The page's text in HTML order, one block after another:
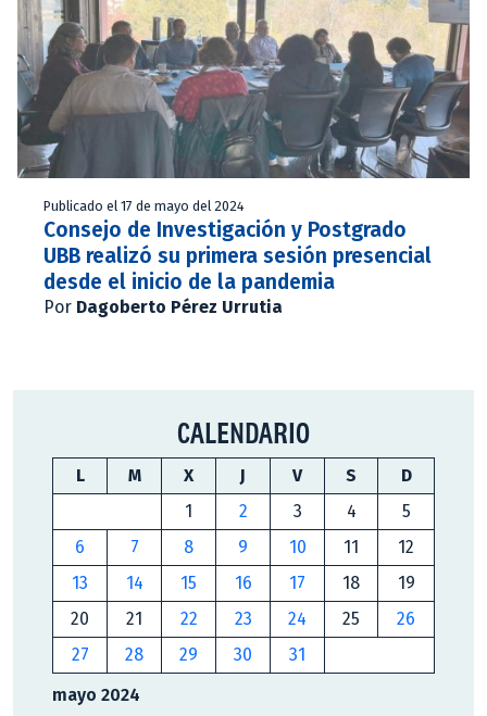
Publicado el 17 de mayo del 2024
Consejo de Investigación y Postgrado
UBB realizó su primera sesión presencial
desde el inicio de la pandemia
Por Dagoberto Pérez Urrutia
CALENDARIO
mayo 2024
L M X J V S
D
1
2 3 4
5
6
7 8 9 10 11
12
13
14 15 16 17 18
19
20
21 22 23 24 25
26
27
28 29 30 31